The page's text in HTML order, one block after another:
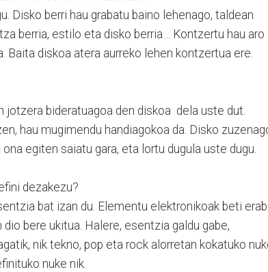
Disko berri hau grabatu baino lehenago, taldean
berria, estilo eta disko berria… Kontzertu hau aro
Baita diskoa atera aurreko lehen kontzertua ere.
jotzera bideratuagoa den diskoa dela uste dut.
hau mugimendu handiagokoa da. Disko
egiten saiatu gara, eta lortu dugula uste dugu.
dezakezu?
bat izan du. Elementu elektronikoak beti
bere ukitua. Halere, esentzia galdu gabe,
nik tekno, pop eta rock alorretan kokatuko
nuke nik.